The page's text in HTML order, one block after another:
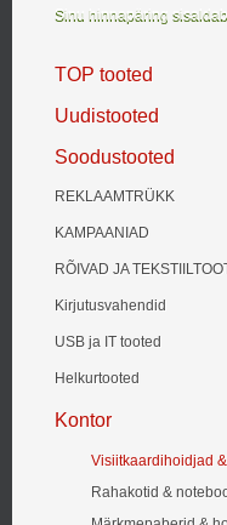
Sinu hinnapäring sisaldab
TOP tooted
Uudistooted
Soodustooted
REKLAAMTRÜKK
KAMPAANIAD
RÕIVAD JA
Kirjutusvahendid
USB ja IT tooted
Helkurtooted
Kontor
Visiitkaardihoidjad
Rahakotid &